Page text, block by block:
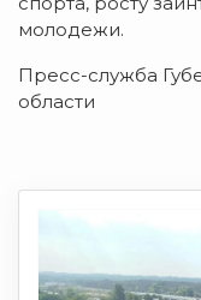
молодежи.
Пресс-служба
области